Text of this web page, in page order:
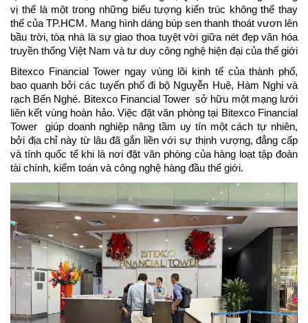
vị thế là một trong những biểu tượng kiến trúc không thể thay
thế của TP.HCM. Mang hình dáng búp sen thanh thoát vươn lên
bầu trời, tòa nhà là sự giao thoa tuyệt vời giữa nét đẹp văn hóa
truyền thống Việt Nam và tư duy công nghệ hiện đại của thế giới
Bitexco Financial Tower ngay vùng lõi kinh tế của thành phố,
bao quanh bởi các tuyến phố đi bộ Nguyễn Huệ, Hàm Nghi và
rạch Bến Nghé. Bitexco Financial Tower  sở hữu một mạng lưới
liên kết vùng hoàn hảo. Việc đặt văn phòng tại Bitexco Financial
Tower  giúp doanh nghiệp nâng tầm uy tín một cách tự nhiên,
bởi địa chỉ này từ lâu đã gắn liền với sự thịnh vượng, đẳng cấp
và tính quốc tế khi là nơi đặt văn phòng của hàng loạt tập đoàn
tài chính, kiểm toán và công nghệ hàng đầu thế giới.